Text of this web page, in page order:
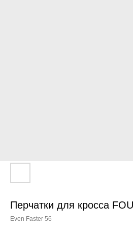
Перчатки для кросса
Even Faster 56